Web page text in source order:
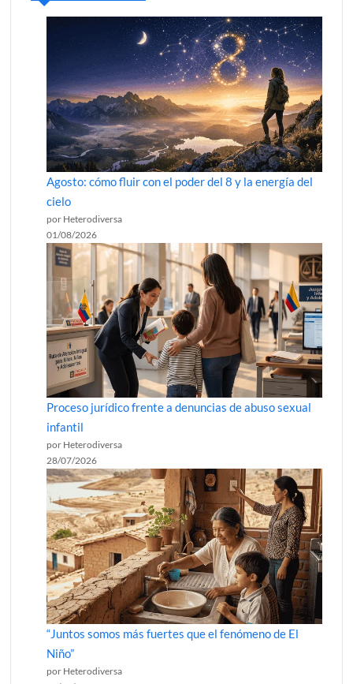
Agosto: cómo fluir con el poder del 8 y la energía del
cielo
por Heterodiversa
01/08/2026
Proceso jurídico frente a denuncias de abuso sexual
infantil
por Heterodiversa
28/07/2026
“Juntos somos más fuertes que el fenómeno de El
Niño”
por Heterodiversa